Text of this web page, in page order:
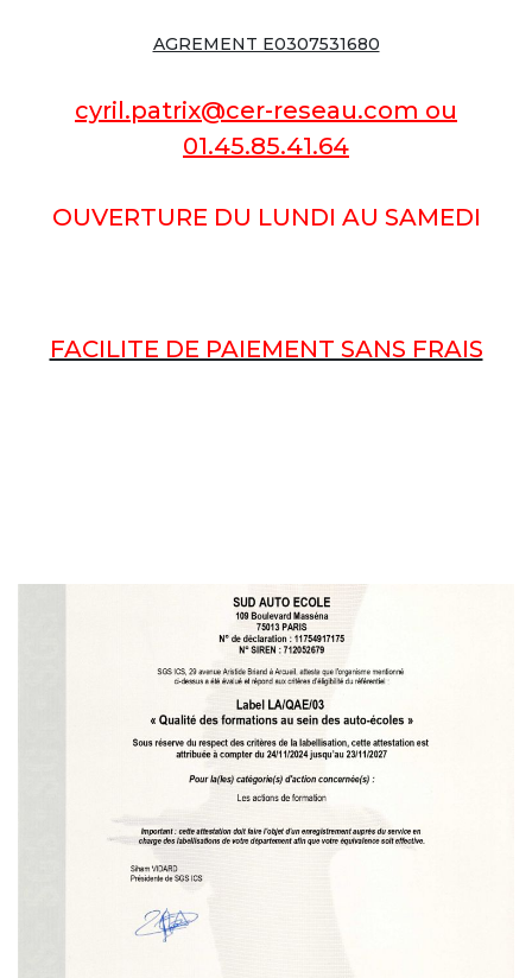
AGREMENT E0307531680
cyril.patrix@cer-reseau.com ou
01.45.85.41.64
OUVERTURE DU LUNDI AU SAMEDI
FACILITE DE PAIEMENT SANS FRAIS